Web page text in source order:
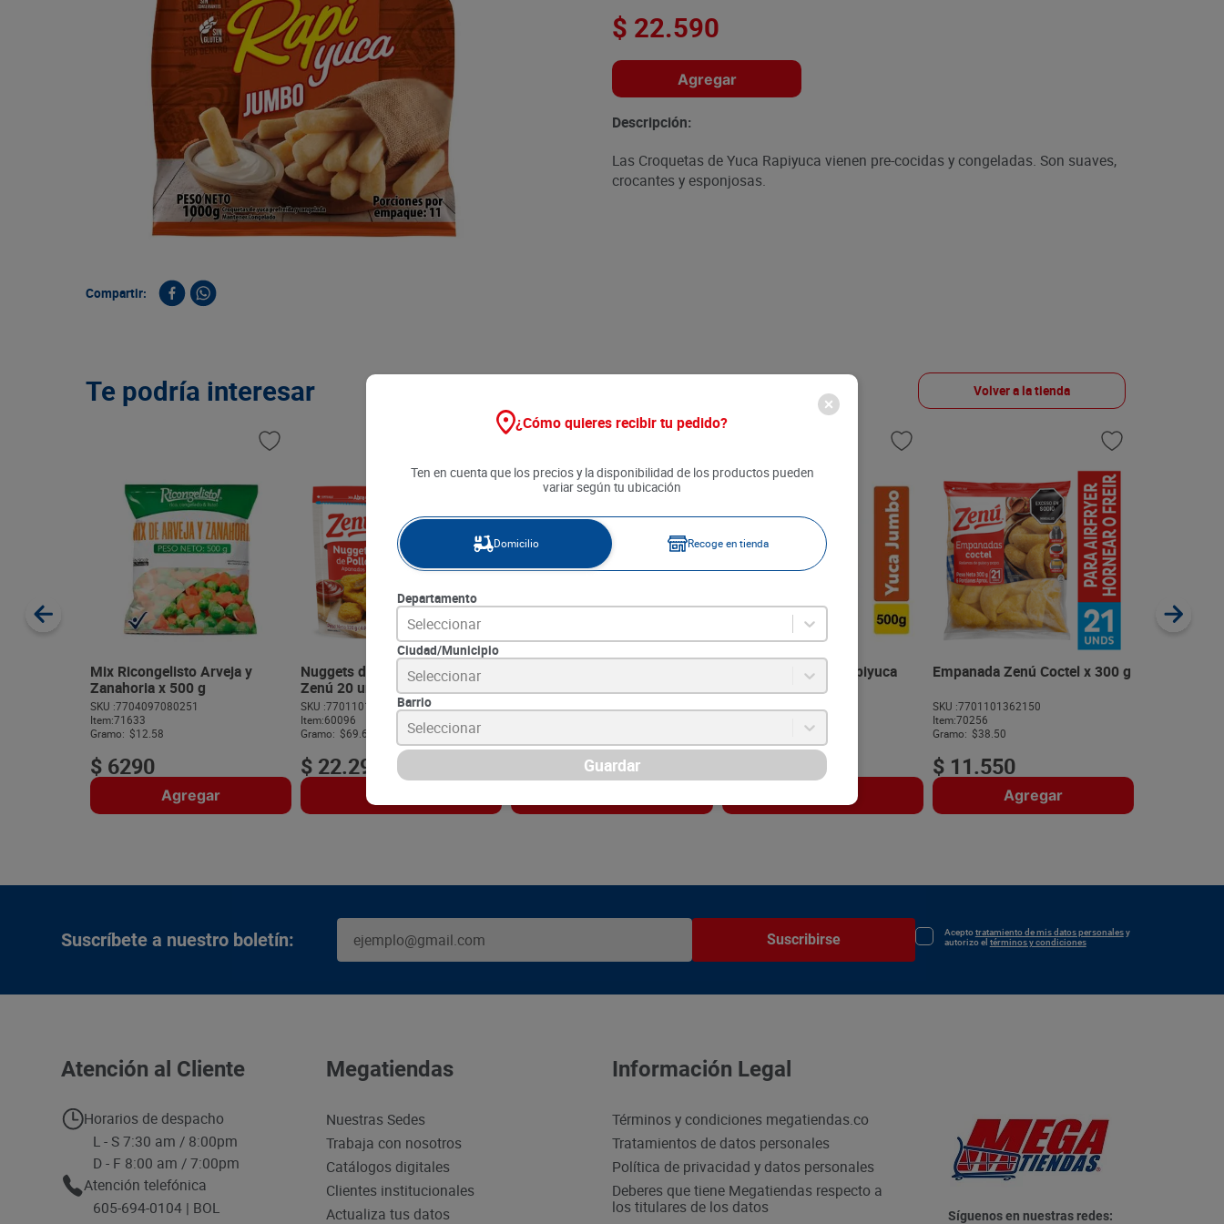
9.
queso
10. papa
Compartir:
$ 22.590
Agregar
Descripción:
Las Croquetas de Yuca Rapiyuca vienen pre-cocidas y congeladas. Son suaves,
crocantes y esponjosas.
Te podría interesar Volver a la tienda
Mix Ricongelisto Arveja y
Zanahoria x 500 g
SKU :7704097080251
Item:71633
Gramo: $12.58
$ 6290
Agregar
Nuggets de Pollo Apanado
Zenú 20 unds x 320 g
SKU :7701101360668
Item:60096
Gramo: $69.66
$ 22.290 450
Croqueta de Yuca Rapiyuca
Jumbo x 500 g
Empanada Zenú Coctel x 300 g
SKU :7701101362150
Item:70256
Gramo: $38.50
$ 11.550
Agregar
:73894
Suscríbete a nuestro boletín: Suscribirse Aceptotratamiento de mis datos personalesy
autorizo el términos y condiciones
Atención al Cliente
Horarios de despacho
L - S 7:30 am / 8:00pm
D - F 8:00 am / 7:00pm
Atención telefónica
605-694-0104 | BOL
Megatiendas
Nuestras Sedes
Trabaja con nosotros
Catálogos digitales
Clientes institucionales
Actualiza tus datos
Información Legal
Términos y condiciones megatiendas.co
Tratamientos de datos personales
Política de privacidad y datos personales
Deberes que tiene Megatiendas respecto a
los titulares de los datos
Síguenos en nuestras redes:
¿Cómo quieres recibir tu pedido?
Ten en cuenta que los precios y la disponibilidad de los productos pueden
variar según tu ubicación
Domicilio Recoge en tienda
Departamento
Seleccionar
Ciudad/Municipio
Seleccionar
Barrio
Seleccionar
Guardar